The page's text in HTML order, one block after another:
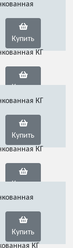
Купить
КГ
Купить
КГ
Купить
КГ
Купить
Купить
КГ